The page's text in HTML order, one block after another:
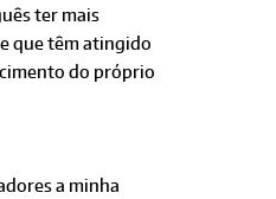
ter mais
que têm atingido
do próprio
a minha